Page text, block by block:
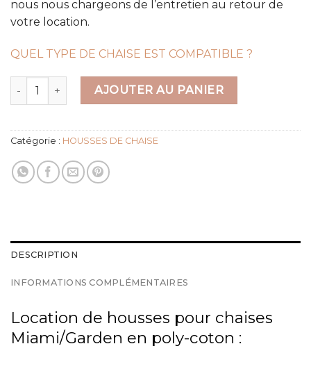
nous nous chargeons de l’entretien au retour de
votre location.
QUEL TYPE DE CHAISE EST COMPATIBLE ?
quantité de Housse de chaise MIAMI
AJOUTER AU PANIER
Catégorie : HOUSSES DE CHAISE
DESCRIPTION
INFORMATIONS COMPLÉMENTAIRES
Location de housses pour chaises
Miami/Garden en poly-coton :